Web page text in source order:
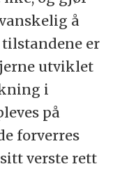
å
er
utviklet
i
på
forverres
verste rett